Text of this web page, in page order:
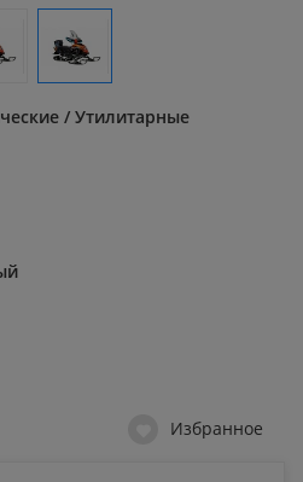
/ Утилитарные
Избранное